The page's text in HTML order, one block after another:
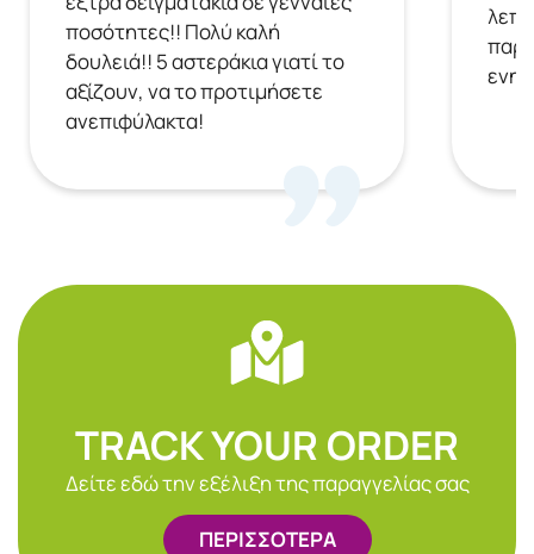
ποσότητες!! Πολύ καλή
δουλειά!! 5 αστεράκια γιατί το
αξίζουν, να το προτιμήσετε
ανεπιφύλακτα!
TRACK YOUR ORDER
Δείτε εδώ την εξέλιξη της παραγγελίας σας
ΠΕΡΙΣΣΟΤΕΡΑ